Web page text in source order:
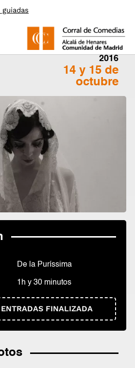
2016
14 y 15 de
octubre
De la Puríssima
1h y 30 minutos
FINALIZADA